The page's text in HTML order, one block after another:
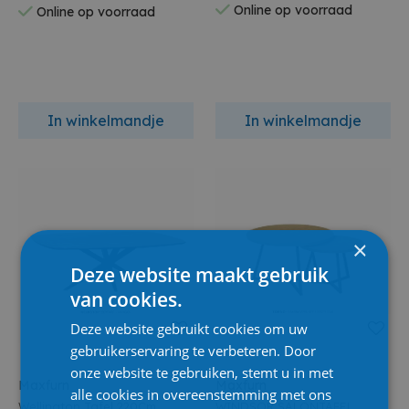
Online op voorraad
In winkelmandje
Online op voorraad
In winkelmandje
Maxfurn Maxfurn
×
Deze website maakt gebruik
van cookies.
Deze website gebruikt cookies om uw
gebruikerservaring te verbeteren. Door
onze website te gebruiken, stemt u in met
alle cookies in overeenstemming met ons